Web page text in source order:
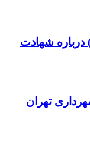
درباره شهادت
شهرداری تهران